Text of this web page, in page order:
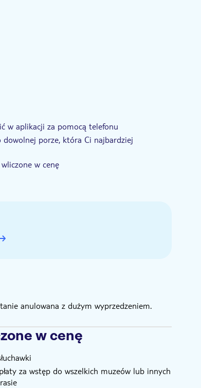
w aplikacji za pomocą telefonu
porze, która Ci najbardziej
w cenę
audio na kuponie
anulowana z dużym wyprzedzeniem.
w cenę
za wstęp do wszelkich muzeów lub innych